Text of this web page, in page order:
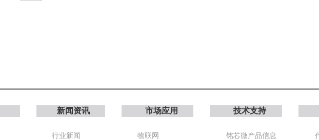
新闻资讯
行业新闻
市场应用
物联网
技术支持
铭芯微产品信息